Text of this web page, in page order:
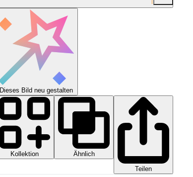
Dieses Bild neu gestalten
Kollektion
Ähnlich
Teilen